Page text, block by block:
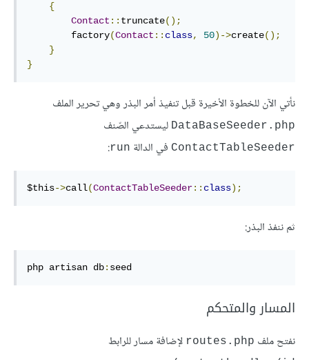
{
Contact :: truncate();
        factory
(Contact :: class, 50)->create();
}
}
نأتي الآن للخطوة الأخيرة قبل تنفيذ أمر البذر وهي تحرير الملف
DataBaseSeeder.php ليستدعي الصّنف
ContactTableSeeder في الدالة run
:
$this->call(ContactTableSeeder:: class);
ثم ننفذ البذر:
php artisan db: seed
المسار والمتحكم
نفتح ملف routes.php لإضافة مسار للرابط